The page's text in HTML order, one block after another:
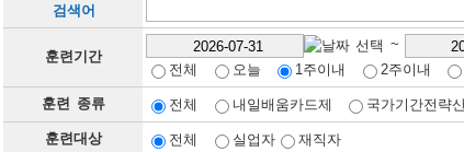
검색어
훈련기간
~
전체
오늘 1주이내 2주이내
훈련 종류 전체 내일배움카드제 국가기간전략
훈련대상 전체 실업자 재직자